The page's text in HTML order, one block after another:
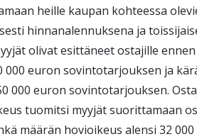
heille kaupan kohteessa
hinnanalennuksena ja
olivat esittäneet ostajille
000 euron sovintotarjouksen ja
000 euron sovintotarjouksen.
tuomitsi myyjät suorittamaan
määrän hovioikeus alensi 32